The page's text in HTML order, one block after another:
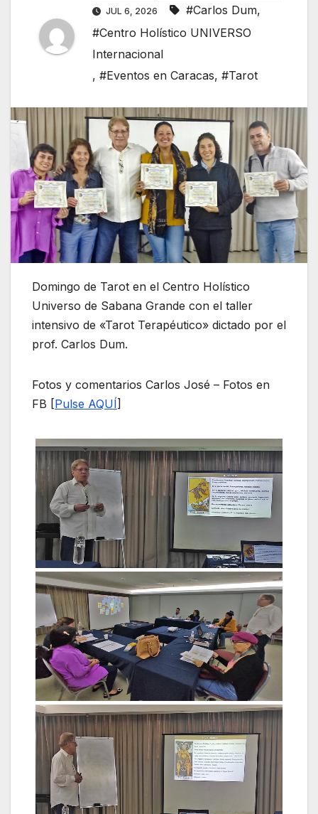
JUL 6, 2026 #Carlos Dum,
#Centro Holístico UNIVERSO
Internacional
, #Eventos en Caracas, #Tarot
Domingo de Tarot en el Centro Holístico
Universo de Sabana Grande con el taller
intensivo de «Tarot Terapéutico» dictado por el
prof. Carlos Dum.
Fotos y comentarios Carlos José – Fotos en
FB [Pulse AQUÍ]